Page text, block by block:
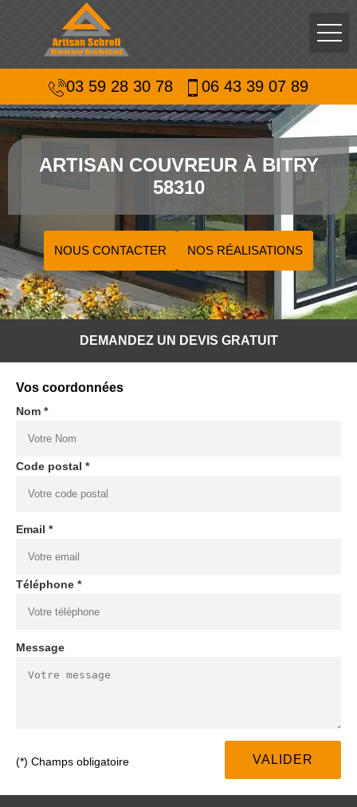
03 59 28 30 78 06 43 39 07 89
ARTISAN COUVREUR À BITRY
58310
NOUS CONTACTER NOS RÉALISATIONS
DEMANDEZ UN DEVIS GRATUIT
Vos coordonnées
Nom *
Code postal *
Email *
Téléphone *
Message
(*) Champs obligatoire